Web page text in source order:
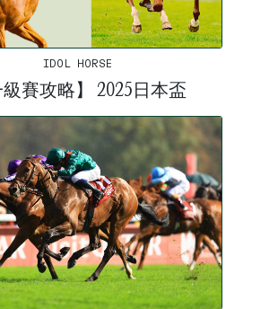
IDOL HORSE
級賽攻略】 2025日本盃